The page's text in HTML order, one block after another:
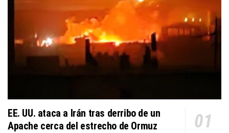
EE. UU. ataca a Irán tras derribo de un
Apache cerca del estrecho de Ormuz